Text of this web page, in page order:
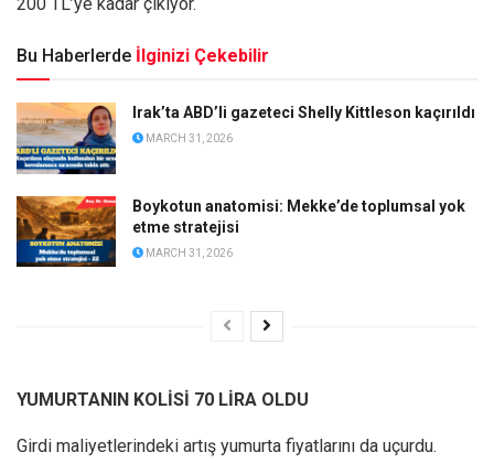
200 TL’ye kadar çıkıyor.
Bu Haberlerde İlginizi Çekebilir
Irak’ta ABD’li gazeteci Shelly Kittleson kaçırıldı
MARCH 31, 2026
Boykotun anatomisi: Mekke’de toplumsal yok
etme stratejisi
MARCH 31, 2026
YUMURTANIN KOLİSİ 70 LİRA OLDU
Girdi maliyetlerindeki artış yumurta fiyatlarını da uçurdu.